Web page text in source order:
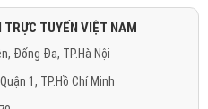
TUYẾN VIỆT NAM